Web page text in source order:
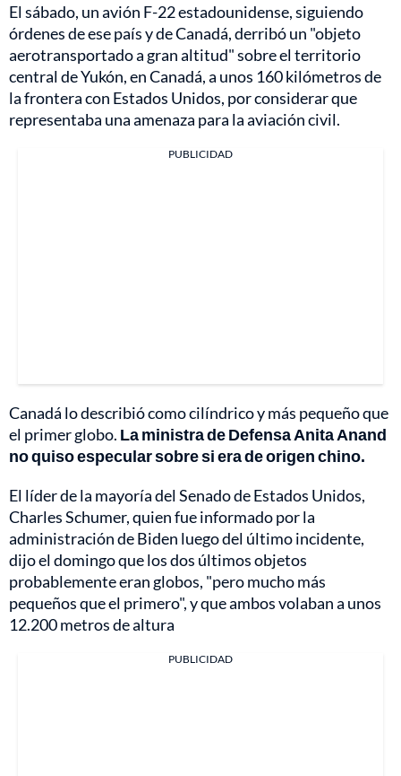
El sábado, un avión F-22 estadounidense, siguiendo
órdenes de ese país y de Canadá, derribó un "objeto
aerotransportado a gran altitud" sobre el territorio
central de Yukón, en Canadá, a unos 160 kilómetros de
la frontera con Estados Unidos, por considerar que
representaba una amenaza para la aviación civil.
PUBLICIDAD
Canadá lo describió como cilíndrico y más pequeño que
el primer globo. La ministra de Defensa Anita Anand
no quiso especular sobre si era de origen chino.
El líder de la mayoría del Senado de Estados Unidos,
Charles Schumer, quien fue informado por la
administración de Biden luego del último incidente,
dijo el domingo que los dos últimos objetos
probablemente eran globos, "pero mucho más
pequeños que el primero", y que ambos volaban a unos
12.200 metros de altura
PUBLICIDAD